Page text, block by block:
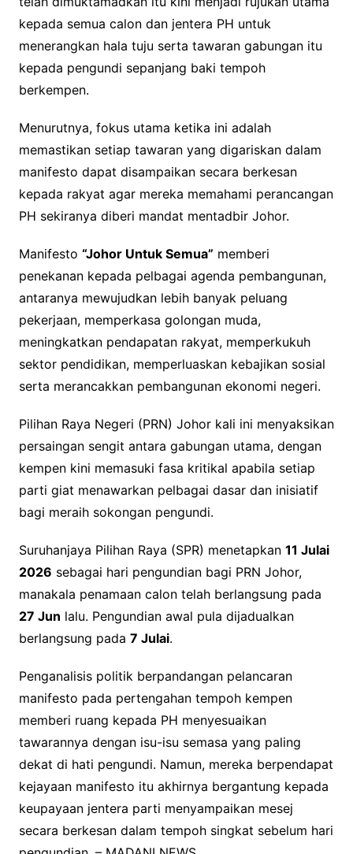
kepada semua calon dan jentera PH untuk
menerangkan hala tuju serta tawaran gabungan itu
kepada pengundi sepanjang baki tempoh
berkempen.
Menurutnya, fokus utama ketika ini adalah
memastikan setiap tawaran yang digariskan dalam
manifesto dapat disampaikan secara berkesan
kepada rakyat agar mereka memahami perancangan
PH sekiranya diberi mandat mentadbir Johor.
Manifesto “Johor Untuk Semua” memberi
penekanan kepada pelbagai agenda pembangunan,
antaranya mewujudkan lebih banyak peluang
pekerjaan, memperkasa golongan muda,
meningkatkan pendapatan rakyat, memperkukuh
sektor pendidikan, memperluaskan kebajikan sosial
serta merancakkan pembangunan ekonomi negeri.
Pilihan Raya Negeri (PRN) Johor kali ini menyaksikan
persaingan sengit antara gabungan utama, dengan
kempen kini memasuki fasa kritikal apabila setiap
parti giat menawarkan pelbagai dasar dan inisiatif
bagi meraih sokongan pengundi.
Suruhanjaya Pilihan Raya (SPR) menetapkan 11 Julai
2026 sebagai hari pengundian bagi PRN Johor,
manakala penamaan calon telah berlangsung pada
27 Jun lalu. Pengundian awal pula dijadualkan
berlangsung pada 7 Julai.
Penganalisis politik berpandangan pelancaran
manifesto pada pertengahan tempoh kempen
memberi ruang kepada PH menyesuaikan
tawarannya dengan isu-isu semasa yang paling
dekat di hati pengundi. Namun, mereka berpendapat
kejayaan manifesto itu akhirnya bergantung kepada
keupayaan jentera parti menyampaikan mesej
secara berkesan dalam tempoh singkat sebelum hari